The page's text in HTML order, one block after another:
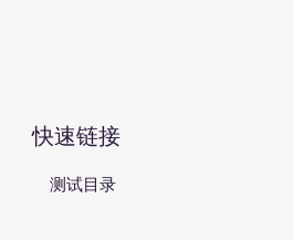
快速链接
测试目录